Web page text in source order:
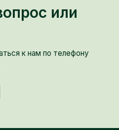
или
к нам по телефону